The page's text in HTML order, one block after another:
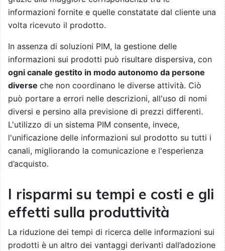
informazioni fornite e quelle constatate dal cliente una
volta ricevuto il prodotto.
In assenza di soluzioni PIM, la gestione delle
informazioni sui prodotti può risultare dispersiva, con
ogni canale gestito in modo autonomo da persone
diverse che non coordinano le diverse attività. Ciò
può portare a errori nelle descrizioni, all'uso di nomi
diversi e persino alla previsione di prezzi differenti.
L'utilizzo di un sistema PIM consente, invece,
l'unificazione delle informazioni sul prodotto su tutti i
canali, migliorando la comunicazione e l'esperienza
d’acquisto.
I risparmi su tempi e costi e gli
effetti sulla produttività
La riduzione dei tempi di ricerca delle informazioni sui
prodotti è un altro dei vantaggi derivanti dall’adozione